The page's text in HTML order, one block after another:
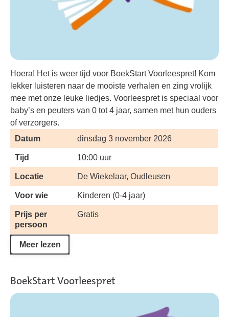
Hoera! Het is weer tijd voor BoekStart Voorleespret! Kom
lekker luisteren naar de mooiste verhalen en zing vrolijk
mee met onze leuke liedjes. Voorleespret is speciaal voor
baby’s en peuters van 0 tot 4 jaar, samen met hun ouders
of verzorgers.
Datum
dinsdag 3 november 2026
Tijd 10:00 uur
Locatie De Wiekelaar, Oudleusen
Voor wie Kinderen (0-4 jaar)
Prijs per
persoon
Gratis
Meer lezen
BoekStart Voorleespret